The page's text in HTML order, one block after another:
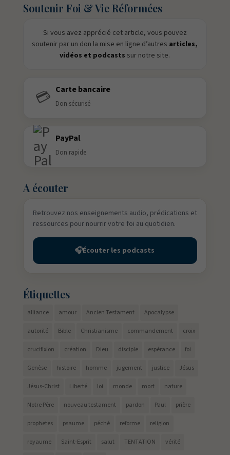
Soutenir Foi & Vie Réformées
Si vous avez apprécié cet article, vous pouvez
soutenir par un don la mise en ligne d’autres articles,
vidéos et podcasts sur notre site.
💳 Carte bancaire
Don sécurisé
PayPal
Don rapide
A écouter
Retrouvez nos enseignements audio, prédications et
ressources pour nourrir votre foi au quotidien.
🎧Écouter les podcasts
Étiquettes
alliance amour Ancien Testament Apocalypse
autorité Bible Christianisme commandement croix
crucifixion création Dieu disciple espérance foi
Genèse histoire homme jugement justice Jésus
Jésus-Christ Liberté loi monde mort nature
Notre Père nouveau testament pardon Paul prière
prophetes psaume péché reforme religion
royaume Saint-Esprit salut TENTATION vérité